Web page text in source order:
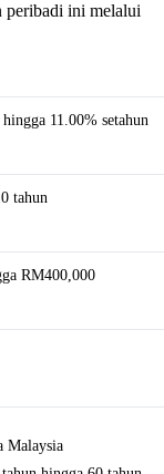
peribadi ini melalui
11.00% setahun
tahun
RM400,000
Malaysia